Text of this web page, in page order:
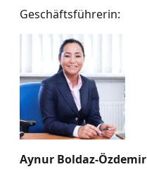
Geschäftsführerin:
Aynur Boldaz-Özdemir